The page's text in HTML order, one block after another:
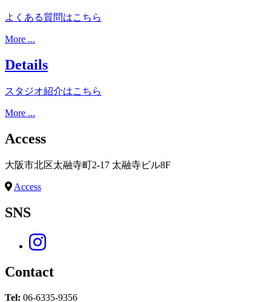
よくある質問はこちら
More ...
Details
スタジオ紹介はこちら
More ...
Access
大阪市北区太融寺町2-17 太融寺ビル8F
Access
SNS
Contact
Tel: 06-6335-9356